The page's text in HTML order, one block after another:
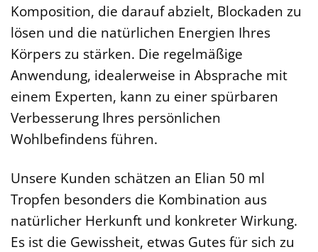
Komposition, die darauf abzielt, Blockaden zu
lösen und die natürlichen Energien Ihres
Körpers zu stärken. Die regelmäßige
Anwendung, idealerweise in Absprache mit
einem Experten, kann zu einer spürbaren
Verbesserung Ihres persönlichen
Wohlbefindens führen.
Unsere Kunden schätzen an Elian 50 ml
Tropfen besonders die Kombination aus
natürlicher Herkunft und konkreter Wirkung.
Es ist die Gewissheit, etwas Gutes für sich zu